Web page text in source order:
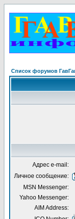
Список форумов
Адрес e-mail:
Личное сообщение:
MSN Messenger:
Yahoo Messenger:
AIM Address: